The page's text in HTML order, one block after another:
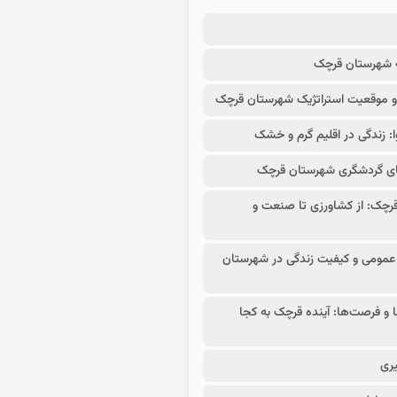
شهرستان قرچک
و موقعیت استراتژیک شهرستان قرچک
زندگی در اقلیم گرم و خشک
گردشگری شهرستان قرچک
از کشاورزی تا صنعت و
و کیفیت زندگی در شهرستان
فرصت‌ها: آینده قرچک به کجا